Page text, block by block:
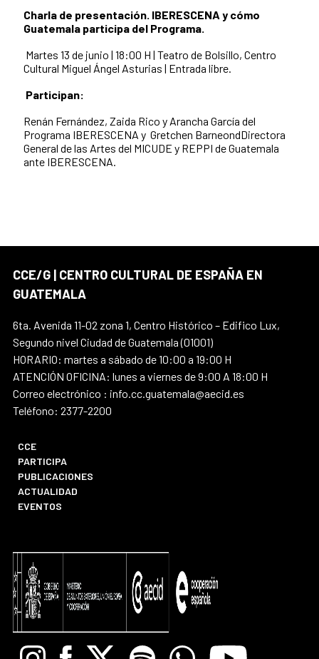
Charla de presentación. IBERESCENA y cómo
Guatemala participa del Programa.
Martes 13 de junio | 18:00 H | Teatro de Bolsillo, Centro
Cultural Miguel Ángel Asturias | Entrada libre.
Participan:
Renán Fernández, Zaida Rico y Arancha García del
Programa IBERESCENA y Gretchen BarneondDirectora
General de las Artes del MICUDE y REPPI de Guatemala
ante IBERESCENA.
CCE/G | CENTRO CULTURAL DE ESPAÑA EN
GUATEMALA
6ta. Avenida 11-02 zona 1, Centro Histórico – Edifico Lux,
Segundo nivel Ciudad de Guatemala (01001)
HORARIO: martes a sábado de 10:00 a 19:00 H
ATENCIÓN OFICINA: lunes a viernes de 9:00 A 18:00 H
Correo electrónico : info.cc.guatemala@aecid.es
Teléfono: 2377-2200
CCE
PARTICIPA
PUBLICACIONES
ACTUALIDAD
EVENTOS
InstagramFacebook
X Spotify WhatsappYoutube